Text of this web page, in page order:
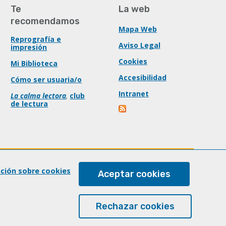
Te
recomendamos
Reprografía e
impresión
Mi Biblioteca
Cómo ser usuaria/o
La calma lectora, club
de lectura
La web
Mapa Web
Aviso Legal
Cookies
Accesibilidad
Intranet
sobre cookies Aceptar cookies
Rechazar cookies